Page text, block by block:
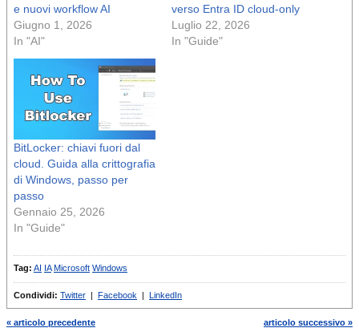
e nuovi workflow AI
Giugno 1, 2026
In "AI"
verso Entra ID cloud-only
Luglio 22, 2026
In "Guide"
BitLocker: chiavi fuori dal
cloud. Guida alla crittografia
di Windows, passo per
passo
Gennaio 25, 2026
In "Guide"
Tag: AI IA Microsoft Windows
Condividi: Twitter | Facebook | LinkedIn
« articolo precedente articolo successivo »